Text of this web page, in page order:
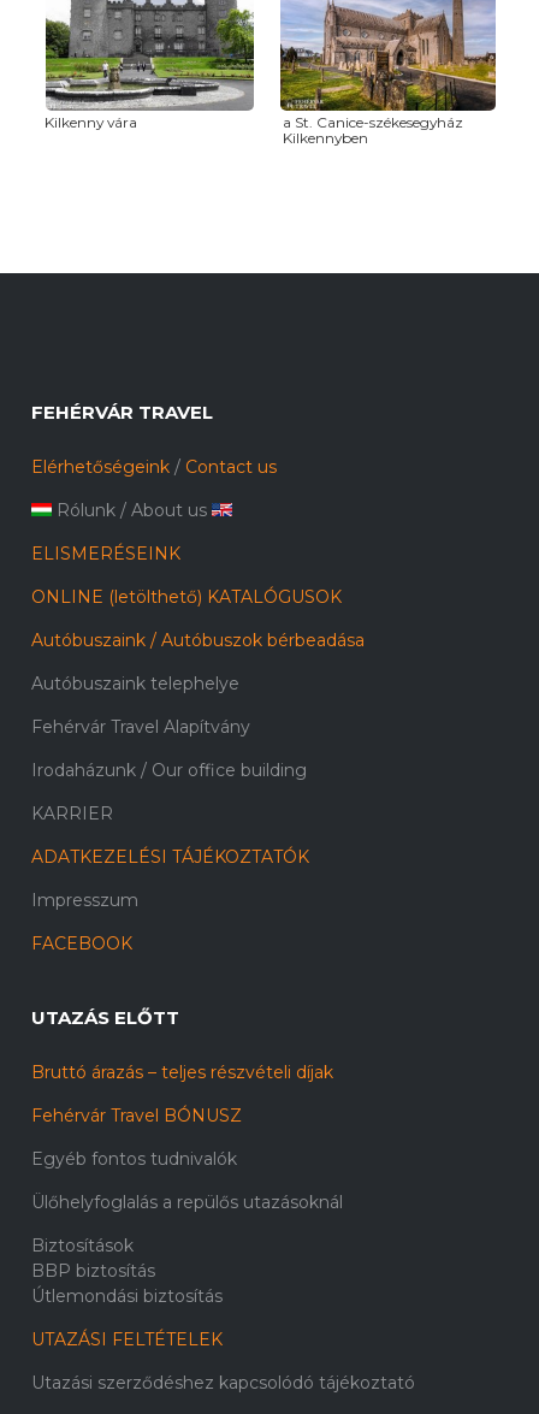
Kilkenny vára
a St. Canice-székesegyház
Kilkennyben
FEHÉRVÁR TRAVEL
Elérhetőségeink / Contact us
Rólunk /About us
ELISMERÉSEINK
ONLINE (letölthető) KATALÓGUSOK
Autóbuszaink / Autóbuszok bérbeadása
Autóbuszaink telephelye
Fehérvár Travel Alapítvány
Irodaházunk / Our office building
KARRIER
ADATKEZELÉSI TÁJÉKOZTATÓK
Impresszum
FACEBOOK
UTAZÁS ELŐTT
Bruttó árazás – teljes részvételi díjak
Fehérvár Travel BÓNUSZ
Egyéb fontos tudnivalók
Ülőhelyfoglalás a repülős utazásoknál
Biztosítások
BBP biztosítás
Útlemondási biztosítás
UTAZÁSI FELTÉTELEK
Utazási szerződéshez kapcsolódó tájékoztató